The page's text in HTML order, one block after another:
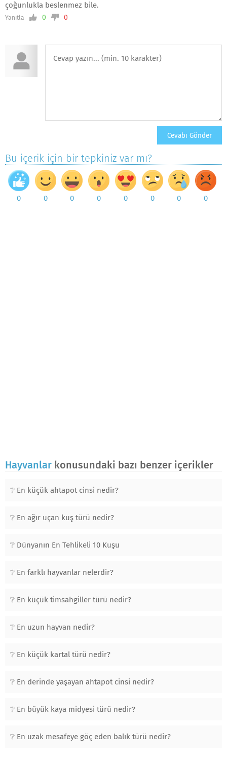
çoğunlukla beslenmez bile.
Yanıtla 0 0
Bu içerik için bir tepkiniz var mı?
0 0 0 0 0 0 0 0
Hayvanlar konusundaki bazı benzer içerikler
En küçük ahtapot cinsi nedir?
En ağır uçan kuş türü nedir?
Dünyanın En Tehlikeli 10 Kuşu
En farklı hayvanlar nelerdir?
En küçük timsahgiller türü nedir?
En uzun hayvan nedir?
En küçük kartal türü nedir?
En derinde yaşayan ahtapot cinsi nedir?
En büyük kaya midyesi türü nedir?
En uzak mesafeye göç eden balık türü nedir?